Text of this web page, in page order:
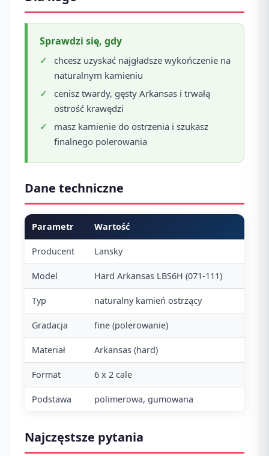
Sprawdzi się, gdy
chcesz uzyskać najgładsze wykończenie na
naturalnym kamieniu
cenisz twardy, gęsty Arkansas i trwałą
ostrość krawędzi
masz kamienie do ostrzenia i szukasz
finalnego polerowania
Dane techniczne
Parametr Wartość
Producent Lansky
Model Hard Arkansas LBS6H (071-111)
Typ naturalny kamień ostrzący
Gradacja fine (polerowanie)
Materiał Arkansas (hard)
Format 6 x 2 cale
Podstawa polimerowa, gumowana
Najczęstsze pytania